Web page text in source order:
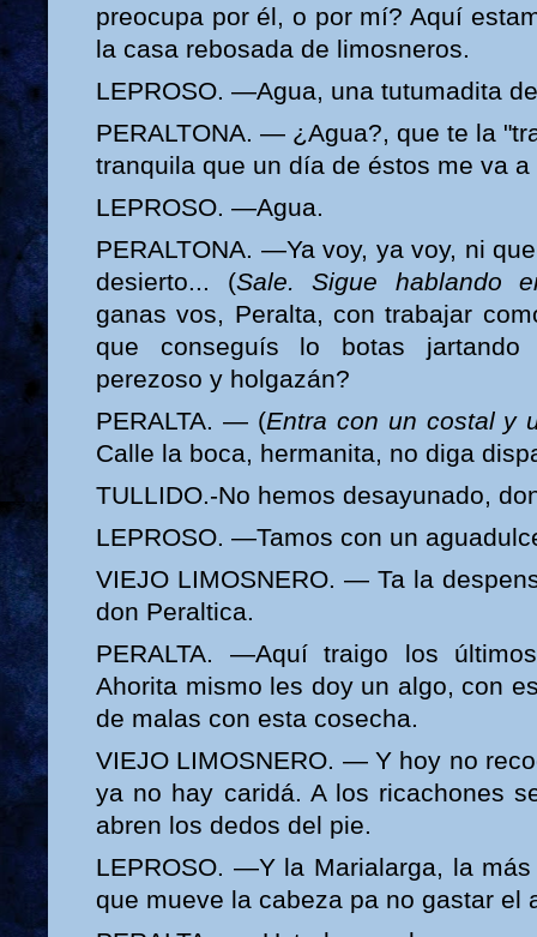
preocupa por él, o por mí? Aquí
la casa rebosada de limosneros.
LEPROSO. —Agua, una tutumadita
PERALTONA. — ¿Agua?, que te la
tranquila que un día de éstos me va
LEPROSO. —Agua.
PERALTONA. —Ya voy, ya voy, ni
desierto... (Sale. Sigue hablando
ganas vos, Peralta, con trabajar
que conseguís lo botas
perezoso y holgazán?
PERALTA. — (Entra con un costal y
Calle la boca, hermanita, no diga
TULLIDO.-No hemos desayunado,
LEPROSO. —Tamos con un
VIEJO LIMOSNERO. — Ta la
don Peraltica.
PERALTA. —Aquí traigo los
Ahorita mismo les doy un algo, con
de malas con esta cosecha.
VIEJO LIMOSNERO. — Y hoy no
ya no hay caridá. A los ricachones
abren los dedos del pie.
LEPROSO. —Y la Marialarga, la
que mueve la cabeza pa no gastar el